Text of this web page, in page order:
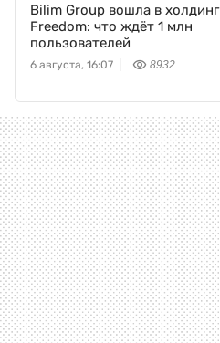
Bilim Group вошла в холдинг
Freedom: что ждёт 1 млн
пользователей
6 августа, 16:07 8932